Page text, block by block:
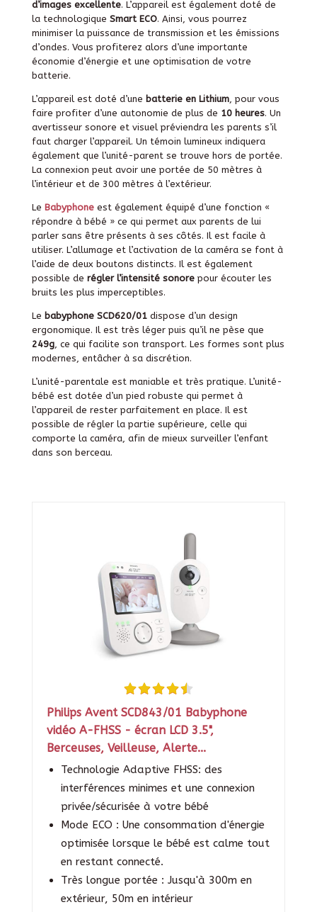
d’images excellente. L’appareil est également doté de
la technologique Smart ECO. Ainsi, vous pourrez
minimiser la puissance de transmission et les émissions
d’ondes. Vous profiterez alors d’une importante
économie d’énergie et une optimisation de votre
batterie.
L’appareil est doté d’une batterie en Lithium, pour vous
faire profiter d’une autonomie de plus de 10 heures. Un
avertisseur sonore et visuel préviendra les parents s’il
faut charger l’appareil. Un témoin lumineux indiquera
également que l’unité-parent se trouve hors de portée.
La connexion peut avoir une portée de 50 mètres à
l’intérieur et de 300 mètres à l’extérieur.
Le Babyphoneest également équipé d’une fonction «
répondre à bébé » ce qui permet aux parents de lui
parler sans être présents à ses côtés. Il est facile à
utiliser. L’allumage et l’activation de la caméra se font à
l’aide de deux boutons distincts. Il est également
possible de régler l’intensité sonorepour écouter les
bruits les plus imperceptibles.
Le babyphone SCD620/01dispose d’un design
ergonomique. Il est très léger puis qu’il ne pèse que
249g, ce qui facilite son transport. Les formes sont plus
modernes, entâcher à sa discrétion.
L’unité-parentale est maniable et très pratique. L’unité-
bébé est dotée d’un pied robuste qui permet à
l’appareil de rester parfaitement en place. Il est
possible de régler la partie supérieure, celle qui
comporte la caméra, afin de mieux surveiller l’enfant
dans son berceau.
Philips Avent SCD843/01 Babyphone
vidéo A-FHSS - écran LCD 3.5",
Berceuses, Veilleuse, Alerte...
Technologie Adaptive FHSS: des
interférences minimes et une connexion
privée/sécurisée à votre bébé
Mode ECO : Une consommation d'énergie
optimisée lorsque le bébé est calme tout
en restant connecté.
Très longue portée : Jusqu'à 300m en
extérieur, 50m en intérieur